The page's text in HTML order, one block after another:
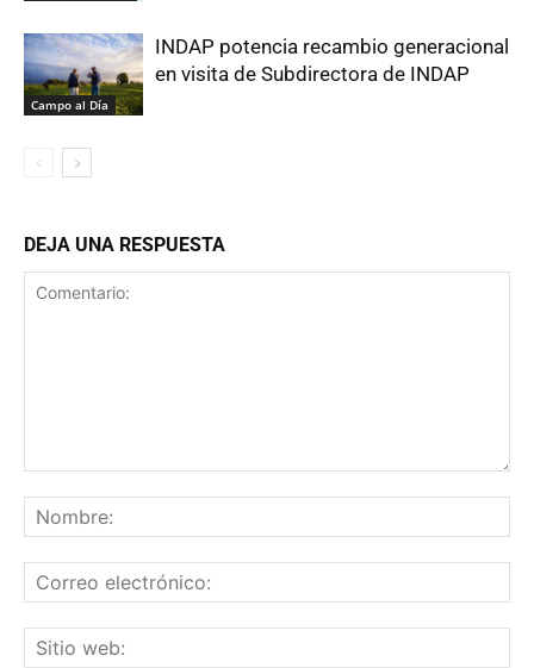
Campo al Día
INDAP potencia recambio generacional
en visita de Subdirectora de INDAP
DEJA UNA RESPUESTA